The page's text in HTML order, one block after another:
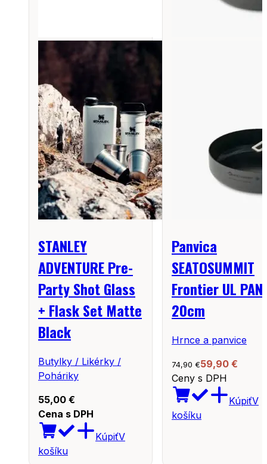
STANLEY
ADVENTURE Pre-
Party Shot Glass
+ Flask Set Matte
Black
Butylky / Likérky /
Poháriky
55,00 €
Cena s DPH
KúpiťV
košíku
Panvica
SEATOSUMMIT
Frontier UL PAN
20cm
Hrnce a panvice
74,90 €59,90 €
Ceny s DPH
KúpiťV
košíku